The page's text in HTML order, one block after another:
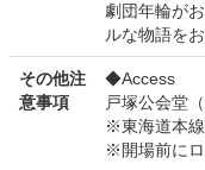
劇団年輪が
ルな物語を
その他注
意事項
◆Access
戸塚公会堂
※東海道本
※開場前にロ